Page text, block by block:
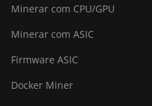
Minerar com CPU/GPU
Minerar com ASIC
Firmware ASIC
Docker Miner